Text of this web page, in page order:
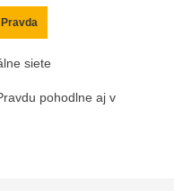
siete
pohodlne aj v